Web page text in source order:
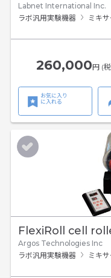
Labnet International Inc.
ラボ汎用実験機器
ミキ
260,000円 (
お気に入り
に入れる
FlexiRoll cell
Argos Technologies Inc
ラボ汎用実験機器
ミキ